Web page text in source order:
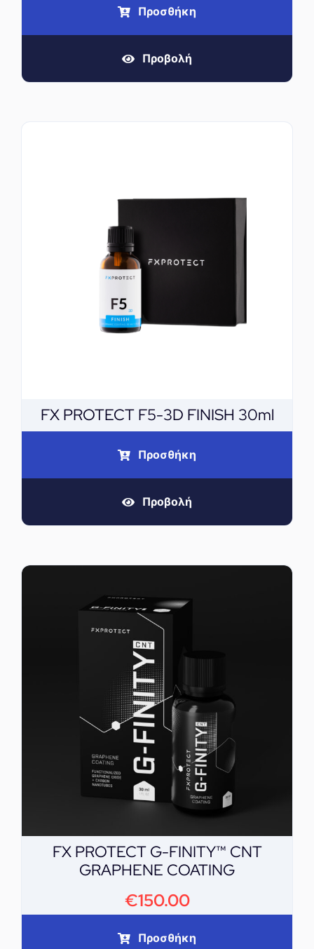
Προσθήκη
Προβολή
FX PROTECT F5-3D FINISH 30ml
Προσθήκη
Προβολή
FX PROTECT G-FINITY™ CNT
GRAPHENE COATING
€150.00
Προσθήκη